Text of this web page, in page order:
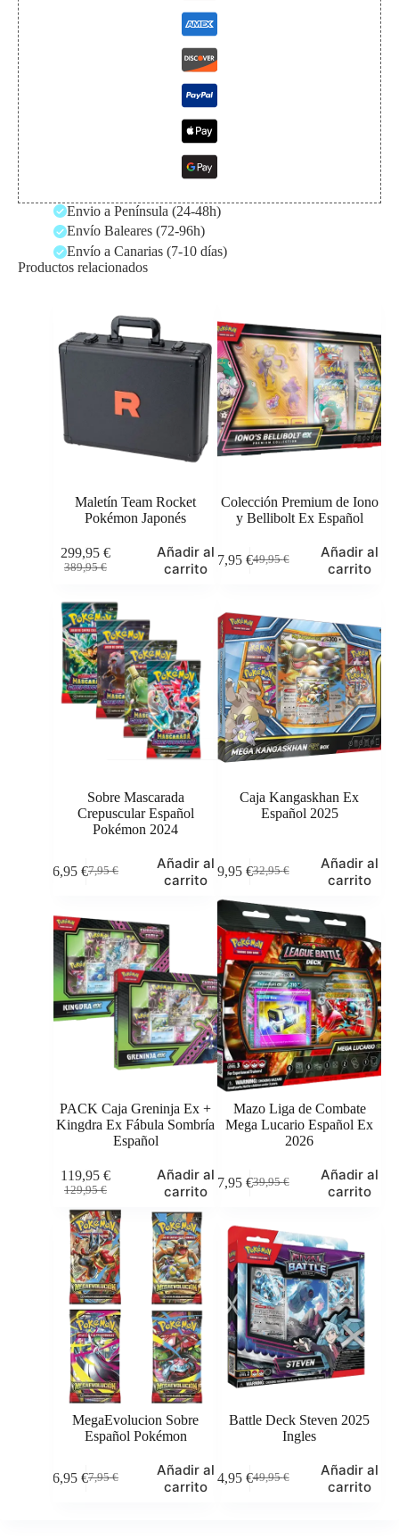
Envio a Península (24-48h)
Envío Baleares (72-96h)
Envío a Canarias (7-10 días)
Productos relacionados
Maletín Team Rocket
Pokémon Japonés
389,95€
El
original
era:
389,95 €.
299,95 €
El
actual
es:
299,95 €.
Añadir al
carrito
Colección Premium de Iono
y Bellibolt Ex Español
49,95€
El
era:
49,95 €.
47,95 €El
es:
47,95 €.
Añadir al
carrito
Sobre Mascarada
Crepuscular Español
Pokémon 2024
7,95€
El
era:
7,95 €.
6,95 €El
es:
6,95 €.
Añadir al
carrito
Caja Kangaskhan Ex
Español 2025
32,95€
El
original
era:
32,95 €.
29,95 €El
actual
es:
29,95 €.
Añadir al
carrito
PACK Caja Greninja Ex +
Kingdra Ex Fábula Sombría
Español
129,95€
El
original
era:
129,95 €.
119,95 €
El
actual
es:
119,95 €.
Añadir al
carrito
Mazo Liga de Combate
Mega Lucario Español Ex
2026
39,95€
El
era:
39,95 €.
37,95 €El
es:
37,95 €.
Añadir al
carrito
MegaEvolucion Sobre
Español Pokémon
7,95€
El
6,95 €El
Añadir al
carrito
Battle Deck Steven 2025
Ingles
49,95€
El
44,95 €El
Añadir al
carrito